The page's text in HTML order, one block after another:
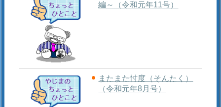
編～（令和元年11号）
またまた忖度（そんたく）
（令和元年8月号）